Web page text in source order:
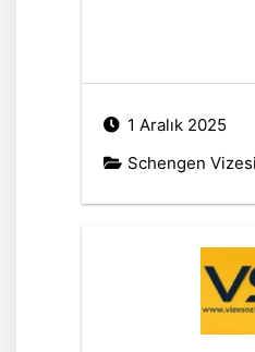
1 Aralık 2025
Schengen